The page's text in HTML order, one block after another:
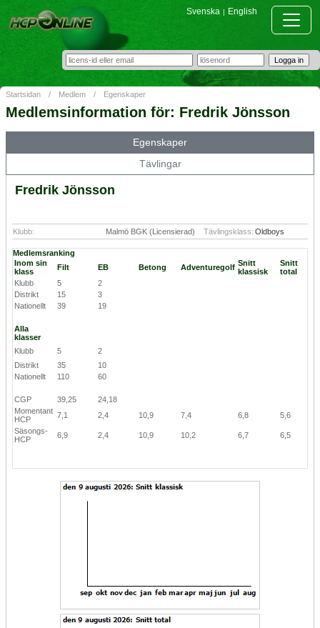
Svenska | English
Startsidan / Medlem / Egenskaper
Medlemsinformation för: Fredrik Jönsson
Egenskaper
Tävlingar
Fredrik Jönsson
Klubb: Malmö BGK (Licensierad) Tävlingsklass: Oldboys
Medlemsranking
Inom sin
klass
Filt EB Betong Adventuregolf Snitt
klassisk
Snitt
total
Klubb
5
2
Distrikt
15
3
Nationellt
39 19
Alla
klasser
Klubb
5
2
Distrikt
35
10
Nationellt
110 60
CGP 39,25
24,18
Momentant
HCP
7,1 2,4 10,9 7,4 6,8
5,6
Säsongs-
HCP
6,9 2,4 10,9 10,2 6,7 6,5